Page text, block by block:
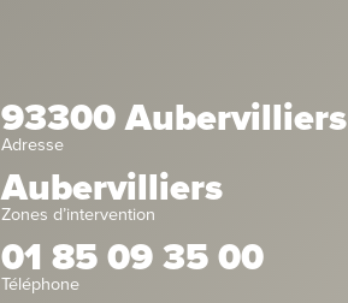
93300 Aubervilliers
Adresse
Aubervilliers
Zones d’intervention
01 85 09 35 00
Téléphone